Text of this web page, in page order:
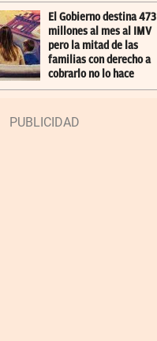
El Gobierno destina 473
millones al mes al IMV
pero la mitad de las
familias con derecho a
cobrarlo no lo hace